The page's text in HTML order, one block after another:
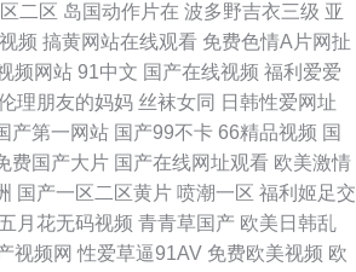
二区 岛国动作片在 波多野吉衣三级 亚
频 搞黄网站在线观看 免费色情A片网扯
频网站 91中文 国产在线视频 福利爱爱
理朋友的妈妈 丝袜女同 日韩性爱网址
产第一网站 国产99不卡 66精品视频 国
费国产大片 国产在线网址观看 欧美激情
国产一区二区黄片 喷潮一区 福利姬足交
五月花无码视频 青青草国产 欧美日韩乱
视频网 性爱草逼91AV 免费欧美视频 欧